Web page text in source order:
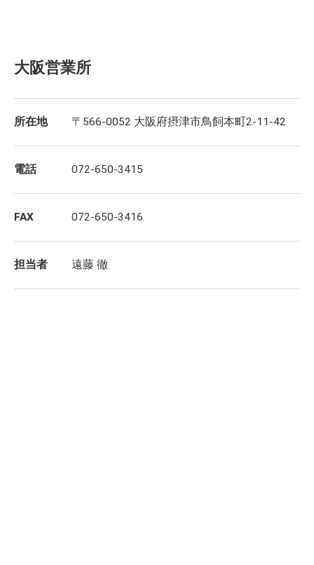
大阪営業所
所在地 〒566-0052 大阪府摂津市鳥飼本町2-11-42
電話 072-650-3415
FAX 072-650-3416
担当者 遠藤 徹